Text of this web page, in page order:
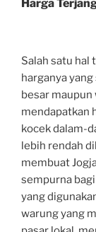
Harga
Salah satu hal
harganya
besar maupun
mendapatkan
kocek dalam-
lebih rendah
membuat
sempurna
yang
warung yang